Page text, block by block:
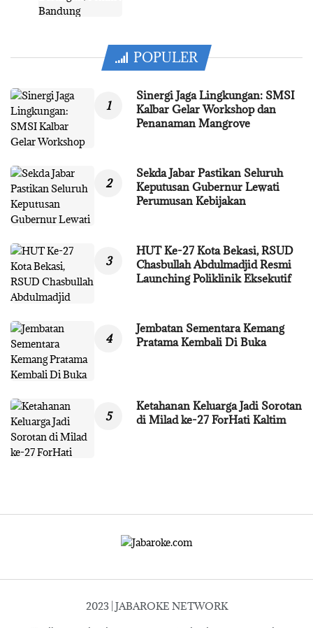
POPULER
Sinergi Jaga Lingkungan: SMSI
Kalbar Gelar Workshop dan
Penanaman Mangrove
Sekda Jabar Pastikan Seluruh
Keputusan Gubernur Lewati
Perumusan Kebijakan
HUT Ke-27 Kota Bekasi, RSUD
Chasbullah Abdulmadjid Resmi
Launching Poliklinik Eksekutif
Jembatan Sementara Kemang
Pratama Kembali Di Buka
Ketahanan Keluarga Jadi Sorotan
di Milad ke-27 ForHati Kaltim
2023 | JABAROKE NETWORK